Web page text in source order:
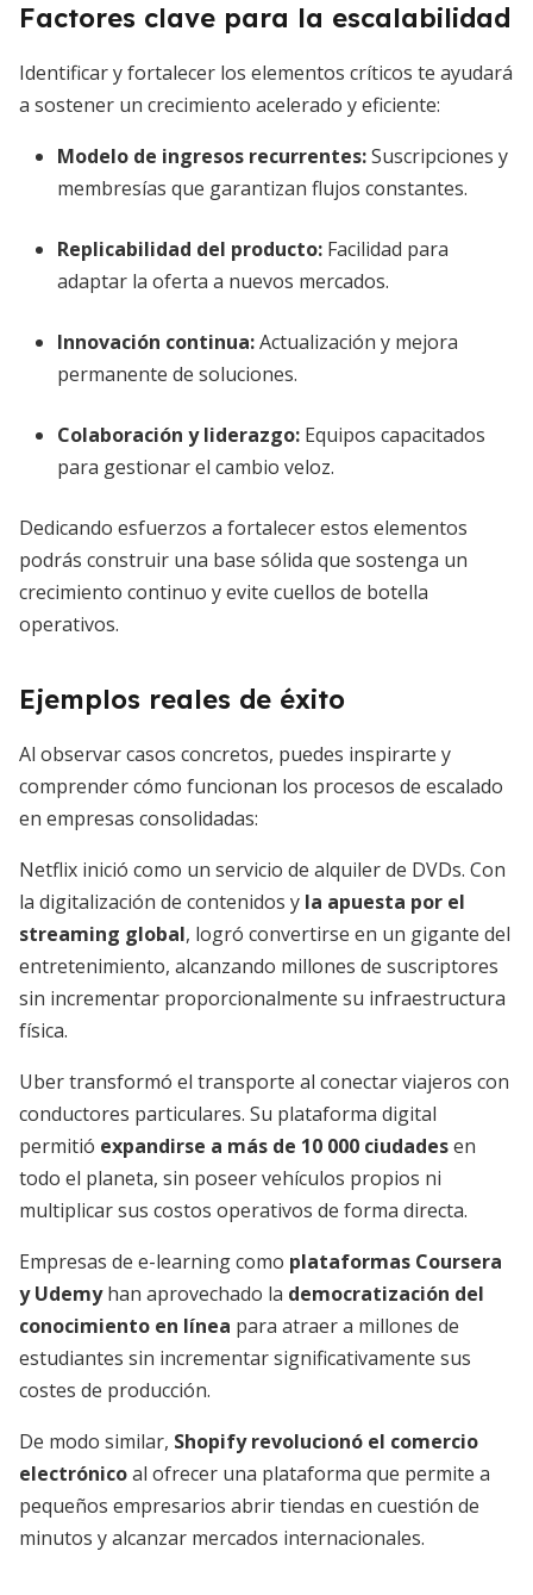
Factores clave para la escalabilidad
Identificar y fortalecer los elementos críticos te ayudará
a sostener un crecimiento acelerado y eficiente:
Modelo de ingresos recurrentes:Suscripciones y
membresías que garantizan flujos constantes.
Replicabilidad del producto: Facilidad para
adaptar la oferta a nuevos mercados.
Innovación continua:Actualización y mejora
permanente de soluciones.
Colaboración y liderazgo: Equipos capacitados
para gestionar el cambio veloz.
Dedicando esfuerzos a fortalecer estos elementos
podrás construir una base sólida que sostenga un
crecimiento continuo y evite cuellos de botella
operativos.
Ejemplos reales de éxito
Al observar casos concretos, puedes inspirarte y
comprender cómo funcionan los procesos de escalado
en empresas consolidadas:
Netflix inició como un servicio de alquiler de DVDs. Con
la digitalización de contenidos y la apuesta por el
streaming global, logró convertirse en un gigante del
entretenimiento, alcanzando millones de suscriptores
sin incrementar proporcionalmente su infraestructura
física.
Uber transformó el transporte al conectar viajeros con
conductores particulares. Su plataforma digital
permitió expandirse a más de 10 000 ciudadesen
todo el planeta, sin poseer vehículos propios ni
multiplicar sus costos operativos de forma directa.
Empresas de e-learning como plataformas Coursera
y Udemyhan aprovechado la democratización del
conocimiento en línea para atraer a millones de
estudiantes sin incrementar significativamente sus
costes de producción.
De modo similar, Shopify revolucionó el comercio
electrónicoal ofrecer una plataforma que permite a
pequeños empresarios abrir tiendas en cuestión de
minutos y alcanzar mercados internacionales.